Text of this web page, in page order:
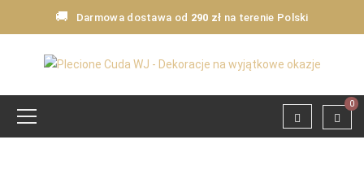
🚚 Darmowa dostawa od 290 zł na terenie Polski
0